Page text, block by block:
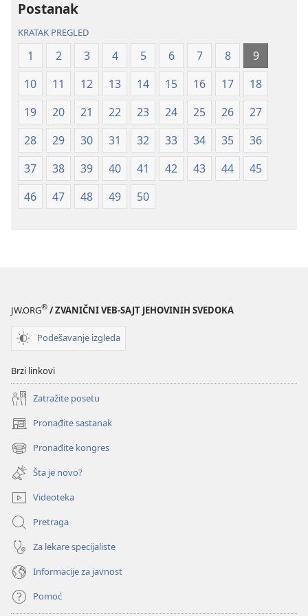
(revidirano
izdanje
iz
2019)
(revidirano
izdanje
iz
2019)
Postanak
KRATAK PREGLED
1 2 3 4 5 6 7 8
9
10
11 12 13 14 15 16 17
18
19
20 21 22 23 24 25 26
27
28
29 30 31 32 33 34 35
36
37
38 39 40 41 42 43 44
45
46
47 48 49 50
JW.ORG® / ZVANIČNI VEB-SAJT JEHOVINIH SVEDOKA
Podešavanje izgleda
Brzi linkovi
Zatražite posetu
Pronađite sastanak
(otvara
novi
prozor)
Pronađite kongres
(otvara
novi
prozor)
Šta je novo?
Videoteka
Pretraga
Za lekare specijaliste
Informacije za javnost
Pomoć